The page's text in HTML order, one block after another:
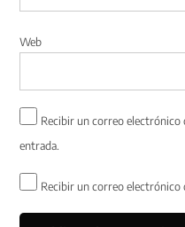
Web
Recibir un correo
entrada.
Recibir un correo electrónico